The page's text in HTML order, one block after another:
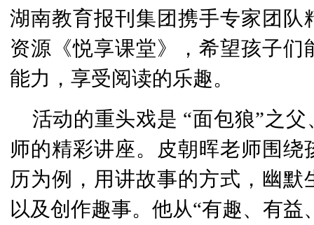
湖南教育报刊集团携手专家团
资源《悦享课堂》，希望孩子
能力，享受阅读的乐趣。
活动的重头戏是 “面包狼”之
师的精彩讲座。皮朝晖老师围
历为例，用讲故事的方式，幽
以及创作趣事。他从“有趣、有